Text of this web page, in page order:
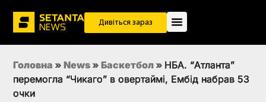
Дивіться зараз
Головна » News » Баскетбол » НБА. “Атланта”
перемогла “Чикаго” в овертаймі, Ембід набрав 53
очки